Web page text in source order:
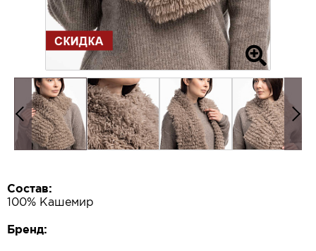
Состав:
100% Кашемир
Бренд: